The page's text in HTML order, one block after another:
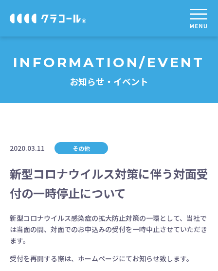
INFORMATION/EVENT
お知らせ・イベント
2020.03.11 その他
新型コロナウイルス対策に伴う対面受
付の一時停止について
新型コロナウイルス感染症の拡大防止対策の一環として、当社で
は当面の間、対面でのお申込みの受付を一時中止させていただき
ます。
受付を再開する際は、ホームページにてお知らせ致します。